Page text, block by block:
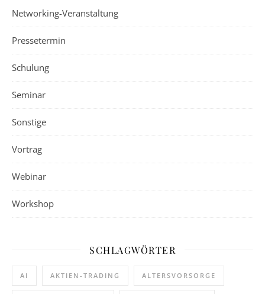
Networking-Veranstaltung
Pressetermin
Schulung
Seminar
Sonstige
Vortrag
Webinar
Workshop
SCHLAGWÖRTER
AI AKTIEN-TRADING ALTERSVORSORGE